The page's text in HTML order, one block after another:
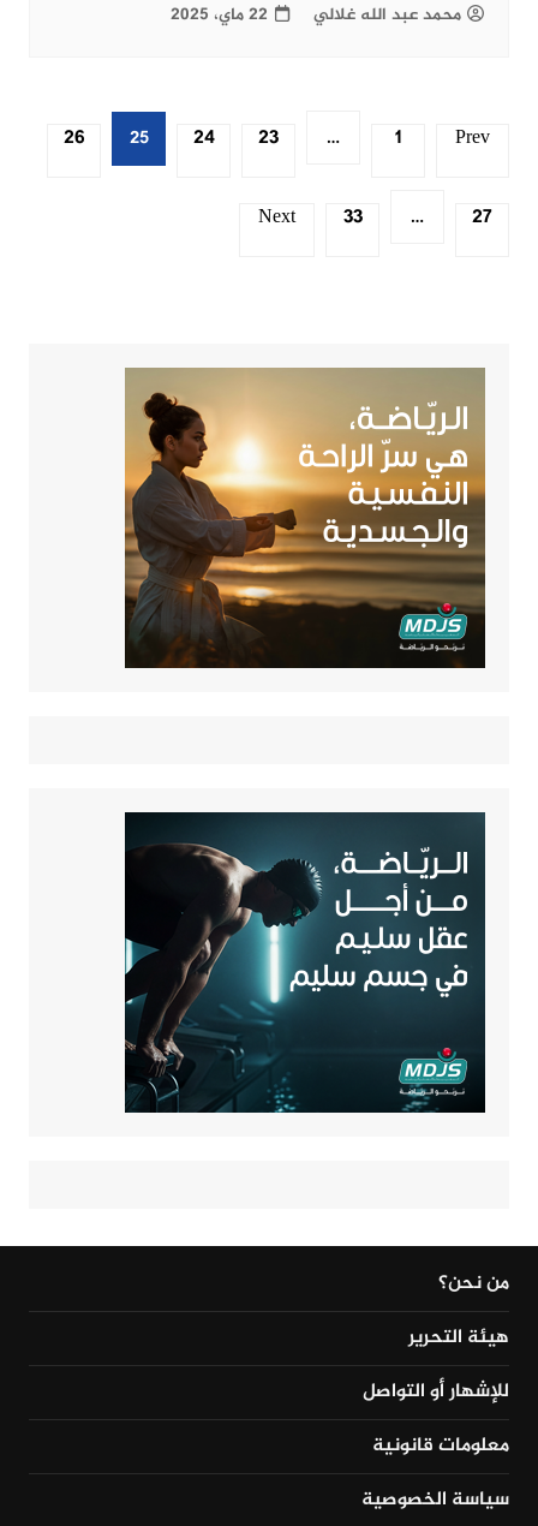
محمد عبد الله غلالي 22 ماي، 2025
pagination
Prev
1
…
23
24
25
26
27
…
33
Next
من نحن؟
هيئة التحرير
للإشهار أو التواصل
معلومات قانونية
سياسة الخصوصية